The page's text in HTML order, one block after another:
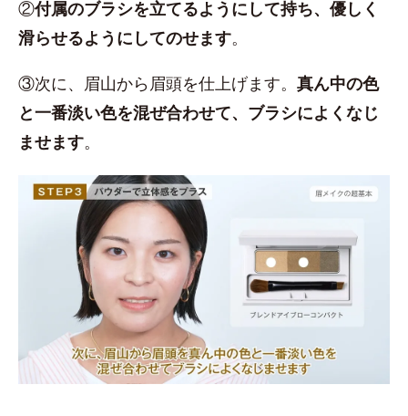
②付属のブラシを立てるようにして持ち、優しく
滑らせるようにしてのせます。
③次に、眉山から眉頭を仕上げます。 真ん中の色
と一番淡い色を混ぜ合わせて、ブラシによくなじ
ませます。